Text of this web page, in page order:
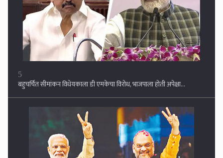
6
लोकसभा मतदारसंघ पुर्नरचनेसाठी दोन तृतीयांश मतांची जुळवाजुळव पूर्ण?